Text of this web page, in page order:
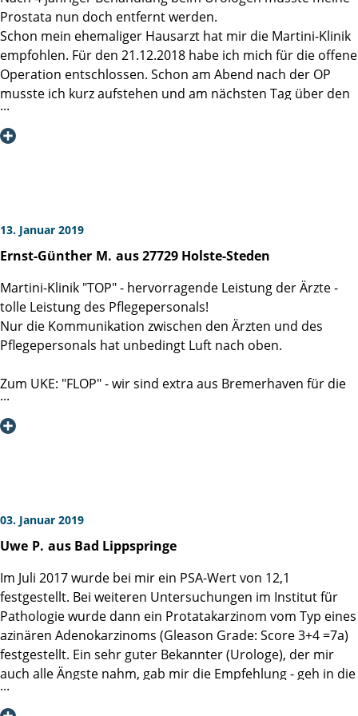
Woche, danach freue ich mich tierisch auf verordnete
Stützstrümpfe. Grrrrr.
Noch einmal meinen ganz großen Dank an das gesamte
Team in HH. Sie haben ein perfekt ineinander greifendes,
dabei aber liebevolles "Räderwerk" aufgebaut, vor dem ich
sein kann.
Prostata nun doch entfernt werden.
Schon mein ehemaliger Hausarzt hat mir die Martini-Klinik
empfohlen. Für den 21.12.2018 habe ich mich für die offene
Operation entschlossen. Schon am Abend nach der OP
musste ich kurz aufstehen und am nächsten Tag über den
Flur gehen. Über großartige Schmerzen kann ich nicht
berichten. Das Ärzteteam, Pflegepersonal und Serviceteam
"Wir werden ihrem Urologen und auch ihnen hierüber
noch eine schriftliche Mitteilung zukommen lassen." Diese
Klinik kann ich Prostata-Patienten nur empfehlen. Auch
über die Verpflegung kann ich mich nicht negativ äußern.
13. Januar 2019
Ernst-Günther M. aus 27729 Holste-Steden
Martini-Klinik "TOP" - hervorragende Leistung der Ärzte -
tolle Leistung des Pflegepersonals!
Nur die Kommunikation zwischen den Ärzten und des
Pflegepersonals hat unbedingt Luft nach oben.
Zum UKE: "FLOP" - wir sind extra aus Bremerhaven für die
Katheter Entfernung nach Hamburg angereist. Eines von
zwei Röntgengeräten ist ausgefallen, dadurch hatten wir 6
wir nicht in Ordnung, dem Patienten gegenüber wenig
wertschätzend. Der Termin war für 10:00 Uhr vereinbart,
um 16:00 Uhr war endlich Behandlungsanfang.
Behandlungsdauer waren insgesamt 10 Minuten, der
Röntgenarzt hat davon 45 Minuten gemacht, da er wichtige
Telefongespräche tätigen musste. So erklärt sich die lange
Wartezeit für alle. Die Wichtigkeit der vielen Gespräche
(während der Patient bereits entkleidet wartet), wurde uns
mit den Worten erklärt: tja, wenn man Arzt ist, wollen alle
was von einem, die Kollegen … das Personal … alle fragen
einen etwas. Somit ist der Patient an zweiter Stelle.
03. Januar 2019
Uwe P. aus Bad Lippspringe
Im Juli 2017 wurde bei mir ein PSA-Wert von 12,1
festgestellt. Bei weiteren Untersuchungen im Institut für
Pathologie wurde dann ein Protatakarzinom vom Typ eines
azinären Adenokarzinoms (Gleason Grade: Score 3+4 =7a)
festgestellt. Ein sehr guter Bekannter (Urologe), der mir
auch alle Ängste nahm, gab mir die Empfehlung - geh in die
Martini-Klinik. Auf Grund meines Alters musste ich zur
Aufnahme noch einige Untersuchung in der